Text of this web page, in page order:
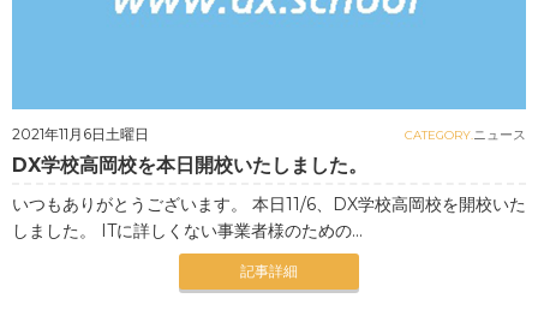
2021年11月6日土曜日 CATEGORY. ニュース
DX学校高岡校を本日開校いたしました。
いつもありがとうございます。 本日11/6、DX学校高岡校を開校いた
しました。 ITに詳しくない事業者様のための...
記事詳細